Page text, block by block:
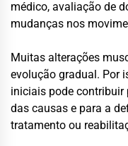
médico, avaliação de
mudanças nos
Muitas alterações
evolução gradual. Por
iniciais pode
das causas e para a
tratamento ou